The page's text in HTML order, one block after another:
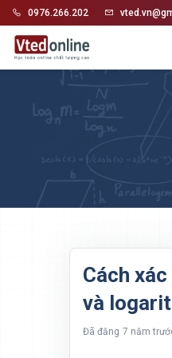
0976.266.202
Cách
và logarit
Đã đăng 7 năm